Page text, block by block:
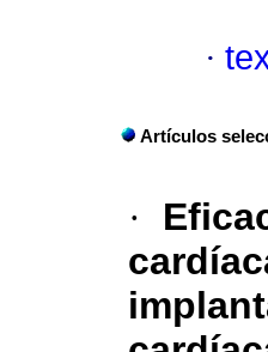
·
Artículos
·